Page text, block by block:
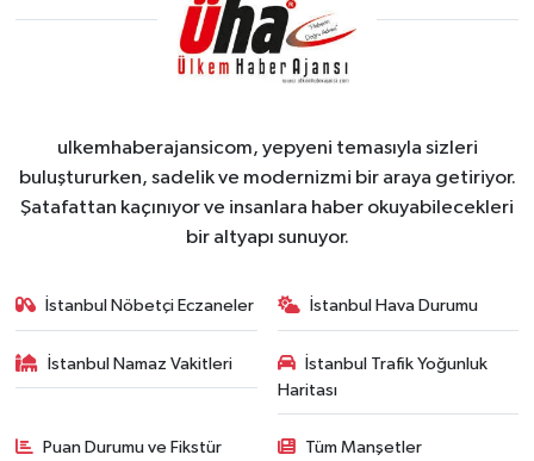
ulkemhaberajansicom, yepyeni temasıyla sizleri
buluştururken, sadelik ve modernizmi bir araya getiriyor.
Şatafattan kaçınıyor ve insanlara haber okuyabilecekleri
bir altyapı sunuyor.
İstanbul Nöbetçi Eczaneler İstanbul Hava Durumu
İstanbul Namaz Vakitleri
İstanbul Trafik Yoğunluk
Haritası
Puan Durumu ve Fikstür Tüm Manşetler